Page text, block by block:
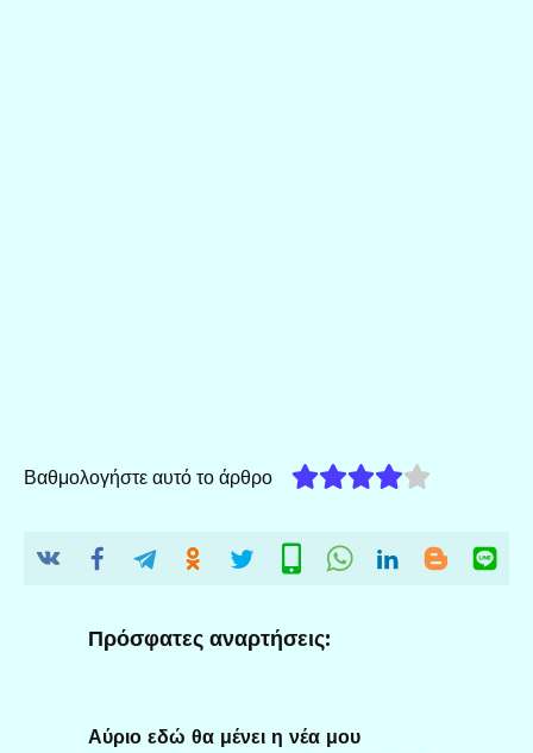
Βαθμολογήστε αυτό το άρθρο
Πρόσφατες αναρτήσεις:
Αύριο εδώ θα μένει η νέα μου